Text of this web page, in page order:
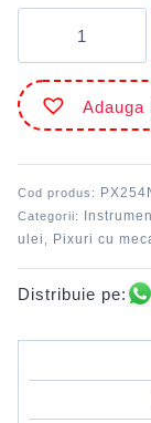
Daco
Linu
1
mm
Adauga
Cod produs:
Categorii:
ulei , Pixuri cu
Distribuie pe: